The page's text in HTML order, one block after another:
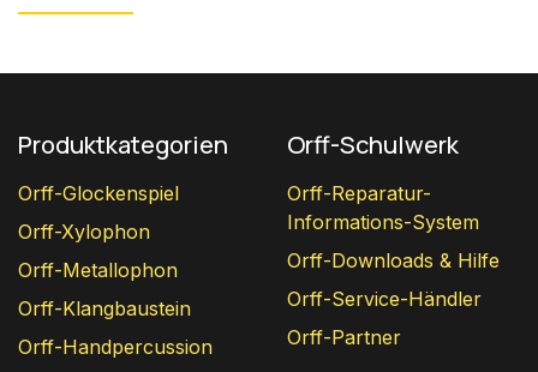
Produktkategorien
Orff-Glockenspiel
Orff-Xylophon
Orff-Metallophon
Orff-Klangbaustein
Orff-Handpercussion
Orff-Schulwerk
Orff-Reparatur-
Informations-System
Orff-Downloads & Hilfe
Orff-Service-Händler
Orff-Partner